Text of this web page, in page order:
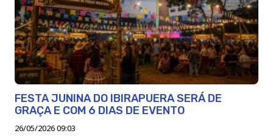
FESTA JUNINA DO IBIRAPUERA SERÁ DE
GRAÇA E COM 6 DIAS DE EVENTO
26/05/2026 09:03